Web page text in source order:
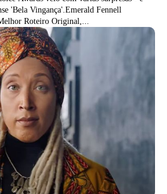
'Bela Vingança'.Emerald Fennell
Roteiro Original,...